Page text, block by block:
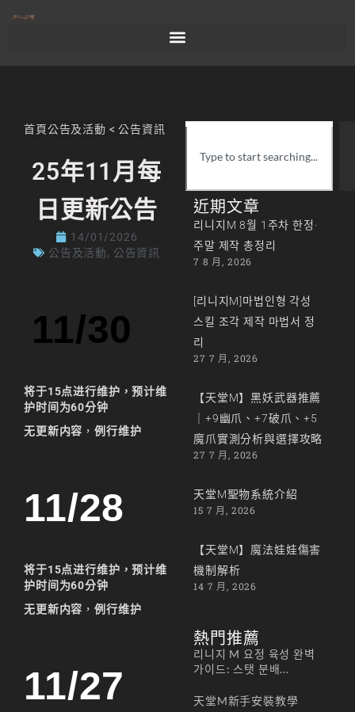
首頁公告及活動 <公告資訊
25年11月每
日更新公告
14/01/2026
公告及活動, 公告資訊
11/30
将于15点进行维护，预计维
护时间为60分钟
无更新内容 ，例行维护
11/28
将于15点进行维护，预计维
护时间为60分钟
无更新内容 ，例行维护
11/27
近期文章
리니지M 8월 1주차 한정·
주말 제작 총정리
7 8 月, 2026
[리니지M]마법인형 각성
스킬 조각 제작 마법서 정
리
27 7 月, 2026
【天堂M】黑妖武器推薦
｜+9幽爪、+7破爪、+5
魔爪實測分析與選擇攻略
27 7 月, 2026
天堂M聖物系統介紹
15 7 月, 2026
【天堂M】魔法娃娃傷害
機制解析
14 7 月, 2026
熱門推薦
리니지 M 요정 육성 완벽
가이드: 스탯 분배...
天堂M新手安裝教學